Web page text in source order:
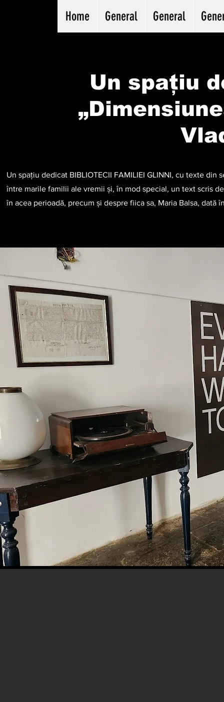
Home General General
Un spațiu
Un spațiu dedicat BIBLIOTECII FAMILIEI GLINNI, cu texte
între marile familii ale vremii și, în mod special, un text scris
în acea perioadă, precum și despre fiica sa, Maria Balsa, dată